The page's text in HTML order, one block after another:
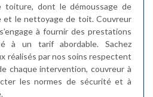
toiture, dont le démoussage de
et le nettoyage de toit. Couvreur
à fournir des prestations
à un tarif abordable. Sachez
réalisés par nos soins respectent
chaque intervention, couvreur à
les normes de sécurité et à